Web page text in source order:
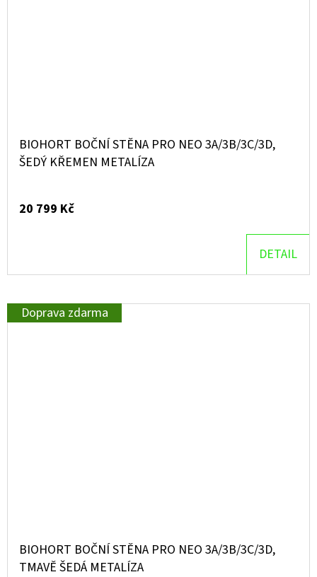
BIOHORT BOČNÍ STĚNA PRO NEO 3A/3B/3C/3D,
ŠEDÝ KŘEMEN METALÍZA
20 799 Kč
DETAIL
Doprava zdarma
BIOHORT BOČNÍ STĚNA PRO NEO 3A/3B/3C/3D,
TMAVĚ ŠEDÁ METALÍZA